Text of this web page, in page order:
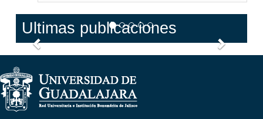
Ultimas publicaciones
Anterior